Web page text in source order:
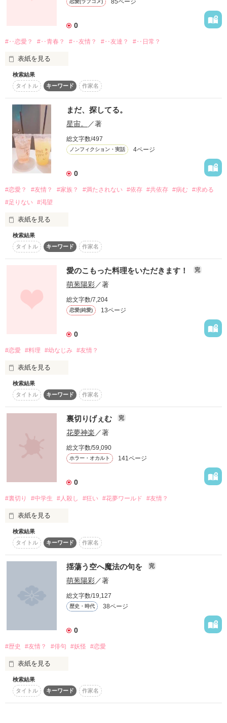
☆.。.:*・°☆.。.:*・°☆.。.:
              謎の少女   リミ
                         ×
              謎の美少年  レイ
恋愛(ラブコメ) 85ページ
0
#‥恋愛？ #‥青春？ #‥友情？ #‥友達？ #‥日常？
表紙を見る
この関係は
何なのだろうか‥‥‥。
「真白！好きだよ！！」
「うん。俺も！」
でも、こんな俺たち‥‥‥
「あんたら、つきあってんの？」
「「え？
友達だよ？」」
一体‥‥‥‥‥‥
何なのだろうか‥‥‥‥。
検索結果
タイトル
キーワード 作家名
まだ、探してる。
星宙。 ／著
総文字数/497
ノンフィクション・実話 4ページ
0
#恋愛？ #友情？ #家族？ #満たされない #依存 #共依存 #病む #求める
#足りない #渇望
表紙を見る
ドン引きされるかもしれない、率直な心の内―。
でもこれが全て。
止めたくても、どうしようもなくて止められない……。
口から言葉で吐き出すことは叶わない。
誰か、教えてください。
―どうすれば、止められますか？
検索結果
タイトル
キーワード 作家名
愛のこもった料理をいただきます！ 完
萌葱陽彩／著
総文字数/7,204
恋愛(純愛) 13ページ
0
#恋愛 #料理 #幼なじみ #友情？
表紙を見る
「お母さん！お父さん！」
部屋の扉が開き、私の娘が顔を出す。私と最愛の旦那は、顔を
見合わせて娘を見つめた。
「これ、たまたま見つけたんだけど…」
娘は、私たちにとあるアルバムを見せた。私は、それを手に取
ってページをめくる。
「あー…懐かしいね」
私服の上からエプロンを付け、料理をしている私やそれを美味
しそうに食べる旦那の姿。
旦那とプライベートで行った旅行の写真、プロポーズされた日
に撮った、私と旦那が作った料理――。
私は、全てを懐かしく思いながらページをめくった。
作品を読む
検索結果
タイトル
キーワード 作家名
裏切りげぇむ 完
花夢神楽 ／著
総文字数/59,090
ホラー・オカルト 141ページ
0
#裏切り #中学生 #人殺し #狂い #花夢ワールド #友情？
表紙を見る
-私は、狂ってなんかいない。狂っているのはこの世界の方だろ
う？-
舞台はある中学校。参加する人は全員中学2年生。
過去の捻れた運命を元に…
共通するものとは…
「只今より、裏切りげぇむをはじめるよっ！」
裏切られるのは、私か？それとも…
検索結果
タイトル
キーワード 作家名
揺蕩う空へ魔法の句を 完
萌葱陽彩／著
総文字数/19,127
歴史・時代 38ページ
0
#歴史 #友情？ #俳句 #妖怪 #恋愛
表紙を見る
私は歴史が大好きな普通の高校生。だったはずなんだけど…。
私は妖怪と人間が共存していたという江戸時代にタイムスリッ
検索結果
タイトル
キーワード 作家名